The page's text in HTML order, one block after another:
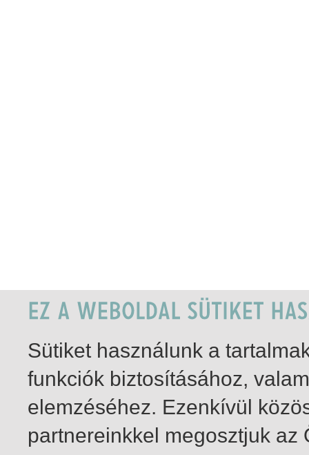
Sütiket használunk a
funkciók biztosításához,
elemzéséhez. Ezenkívül
partnereinkkel megosztjuk